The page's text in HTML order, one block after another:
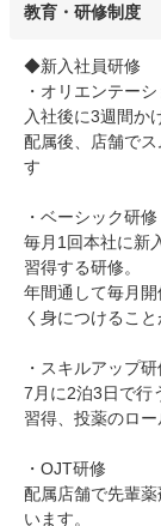
教育・研修制度
◆新入社員研修
・オリエンテー
入社後に3週間か
配属後、店舗で
す
・ベーシック研修
毎月1回本社に新
習得する研修。
年間通して毎月
く身につけること
・スキルアップ
7月に2泊3日で行
習得、投薬のロー
・OJT研修
配属店舗で先輩
います。